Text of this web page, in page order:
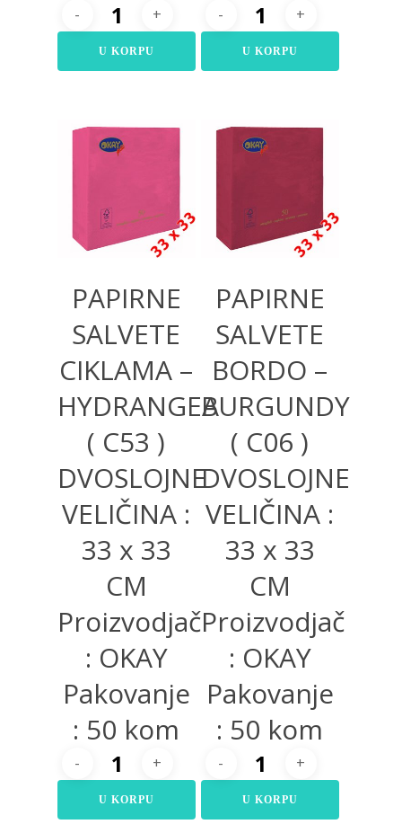
U KORPU U KORPU
PAPIRNE
SALVETE
CIKLAMA –
HYDRANGEA
( C53 )
DVOSLOJNE
VELIČINA :
33 x 33
CM
Proizvodjač
: OKAY
Pakovanje
: 50 kom
U KORPU
PAPIRNE
SALVETE
BORDO –
BURGUNDY
( C06 )
DVOSLOJNE
VELIČINA :
33 x 33
CM
Proizvodjač
: OKAY
Pakovanje
: 50 kom
U KORPU